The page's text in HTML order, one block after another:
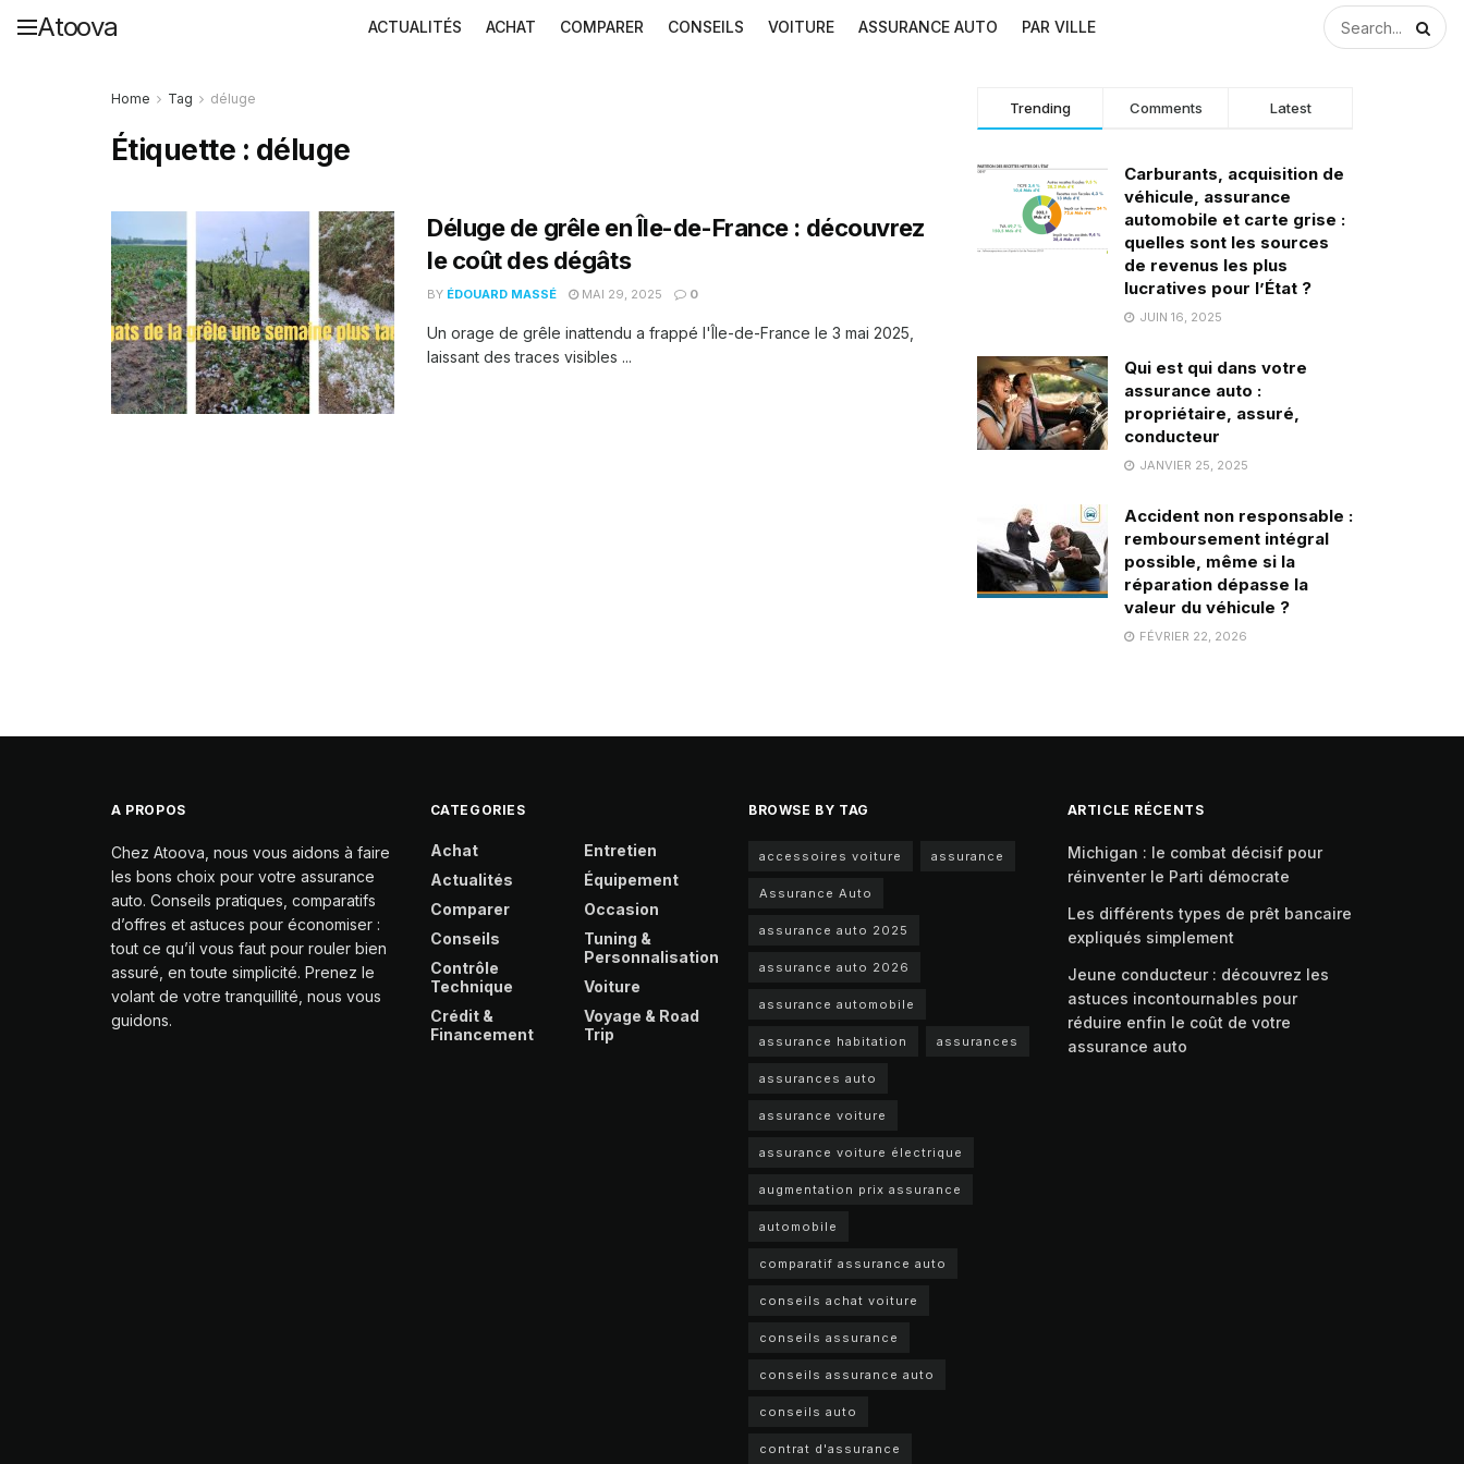
Atoova ACTUALITÉS ACHAT COMPARER CONSEILS VOITURE ASSURANCE AUTO PAR VILLE
Home Tag déluge
Étiquette : déluge
Déluge de grêle en Île-de-France : découvrez
le coût des dégâts
BY ÉDOUARD MASSÉ MAI 29, 2025 0
Un orage de grêle inattendu a frappé l'Île-de-France le 3 mai 2025,
laissant des traces visibles ...
Trending Comments Latest
Carburants, acquisition de
véhicule, assurance
automobile et carte grise :
quelles sont les sources
de revenus les plus
lucratives pour l’État ?
JUIN 16, 2025
Qui est qui dans votre
assurance auto :
propriétaire, assuré,
conducteur
JANVIER 25, 2025
Accident non responsable :
remboursement intégral
possible, même si la
réparation dépasse la
valeur du véhicule ?
FÉVRIER 22, 2026
A PROPOS
Chez Atoova, nous vous aidons à faire
les bons choix pour votre assurance
auto. Conseils pratiques, comparatifs
d’offres et astuces pour économiser :
tout ce qu’il vous faut pour rouler bien
assuré, en toute simplicité. Prenez le
volant de votre tranquillité, nous vous
guidons.
CATEGORIES
Achat
Actualités
Comparer
Conseils
Contrôle
Technique
Crédit &
Financement
Entretien
Équipement
Occasion
Tuning &
Personnalisation
Voiture
Voyage & Road
Trip
BROWSE BY TAG
accessoires voiture assurance
Assurance Auto
assurance auto 2025
assurance auto 2026
assurance automobile
assurance habitation assurances
assurances auto
assurance voiture
assurance voiture électrique
augmentation prix assurance
automobile
comparatif assurance auto
conseils achat voiture
conseils assurance
conseils assurance auto
conseils auto
contrat d'assurance
ARTICLE RÉCENTS
Michigan : le combat décisif pour
réinventer le Parti démocrate
Les différents types de prêt bancaire
expliqués simplement
Jeune conducteur : découvrez les
astuces incontournables pour
réduire enfin le coût de votre
assurance auto